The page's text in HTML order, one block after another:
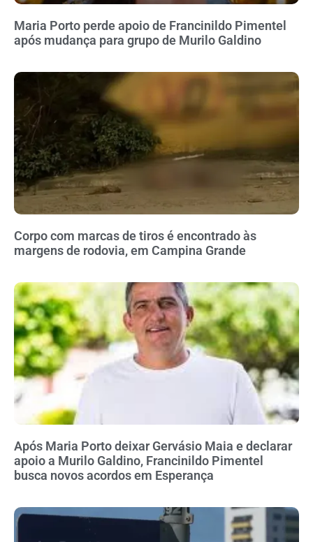
Maria Porto perde apoio de Francinildo Pimentel
após mudança para grupo de Murilo Galdino
Corpo com marcas de tiros é encontrado às
margens de rodovia, em Campina Grande
Após Maria Porto deixar Gervásio Maia e declarar
apoio a Murilo Galdino, Francinildo Pimentel
busca novos acordos em Esperança